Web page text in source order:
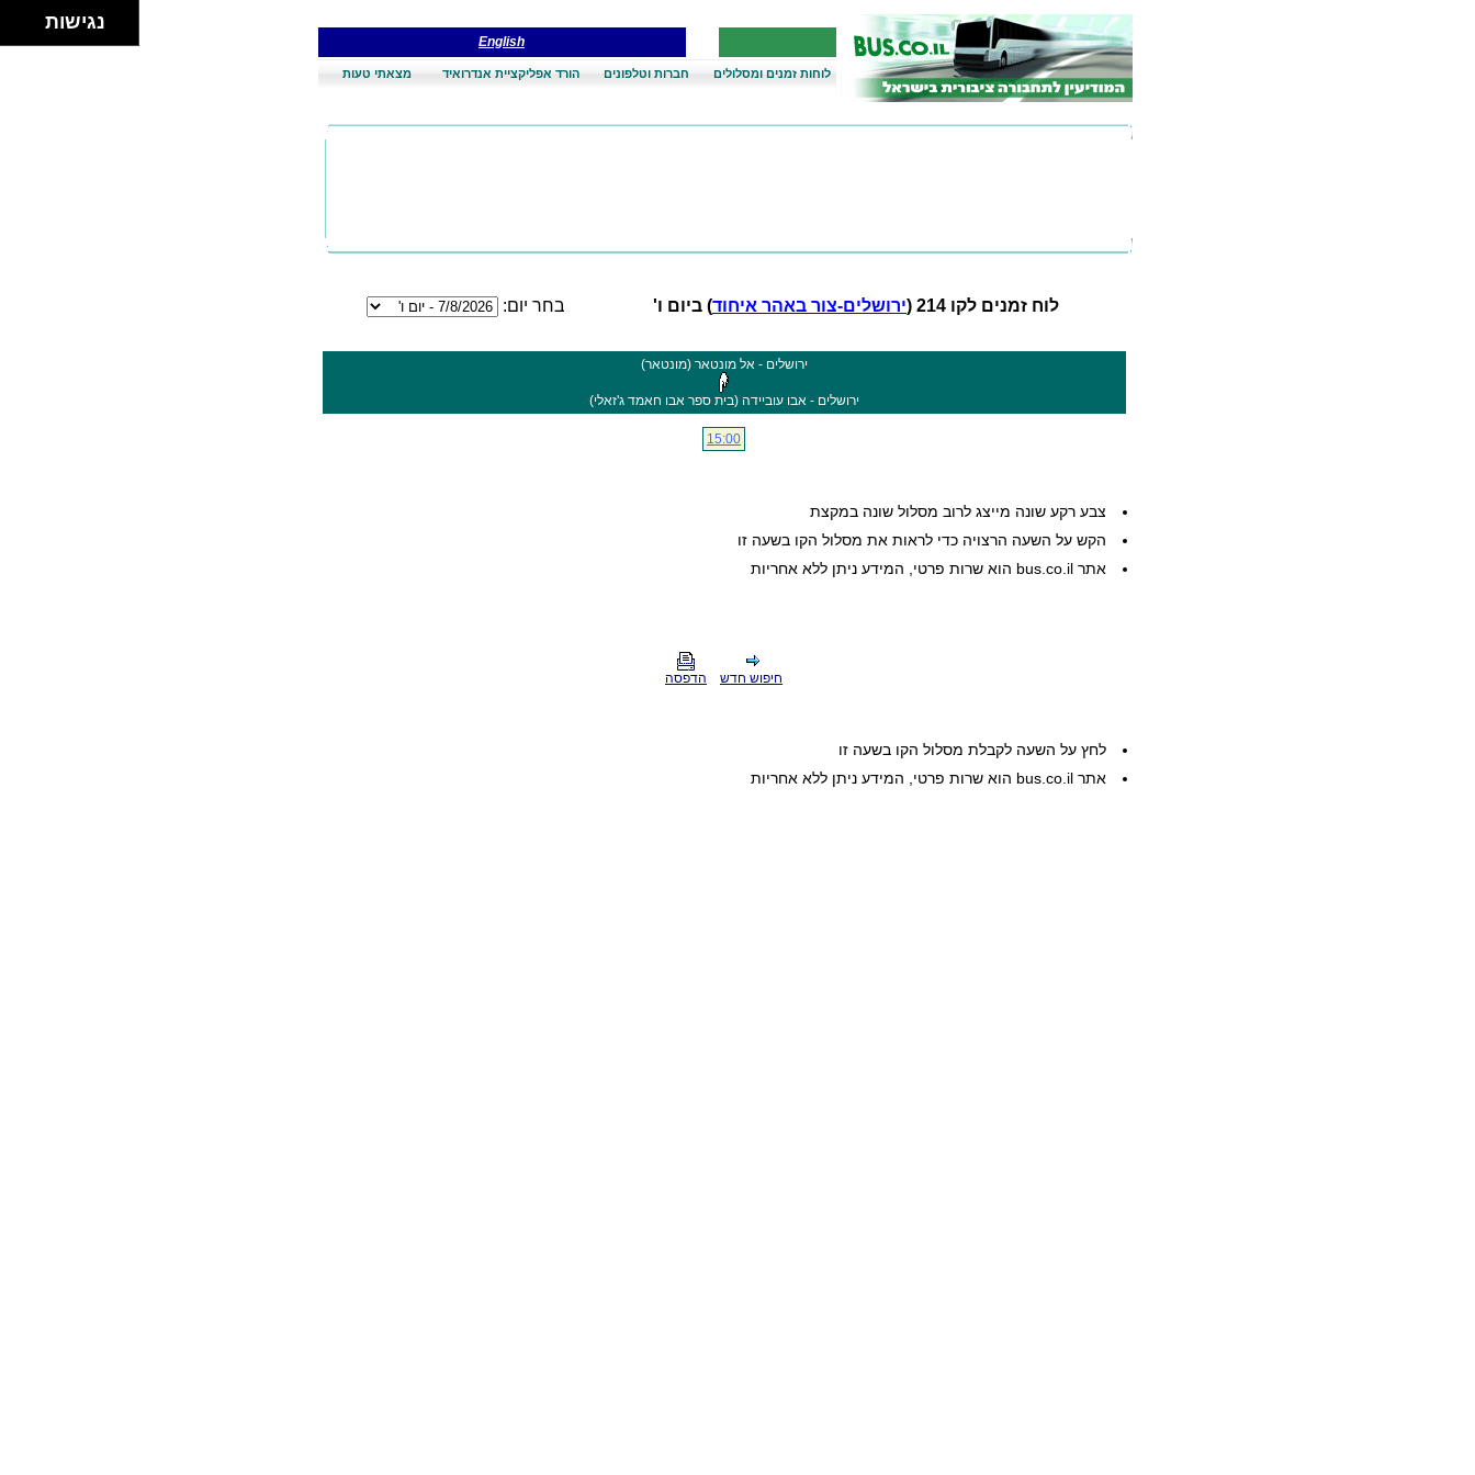
English
לוחות זמנים ומסלולים חברות וטלפונים הורד אפליקציית אנדרואיד מצאתי טעות
לוח זמנים לקו 214 ( ירושלים-צור באהר איחוד) ביום ו' בחר יום:
ירושלים - אל מונטאר (מונטאר)
ירושלים - אבו עוביידה (בית ספר אבו חאמד ג'זאלי)
15:00
צבע רקע שונה מייצג לרוב מסלול שונה במקצת
הקש על השעה הרצויה כדי לראות את מסלול הקו בשעה זו
אתר bus.co.il הוא שרות פרטי, המידע ניתן ללא אחריות
חיפוש חדש הדפסה
לחץ על השעה לקבלת מסלול הקו בשעה זו
אתר bus.co.il הוא שרות פרטי, המידע ניתן ללא אחריות
נגישות